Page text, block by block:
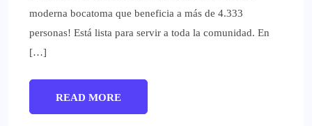
moderna bocatoma que beneficia a más de 4.333
personas! Está lista para servir a toda la comunidad. En
[…]
READ MORE